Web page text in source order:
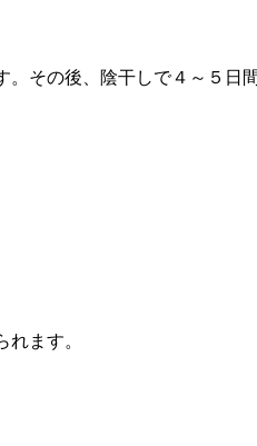
その後、陰干しで４～５日
ます。